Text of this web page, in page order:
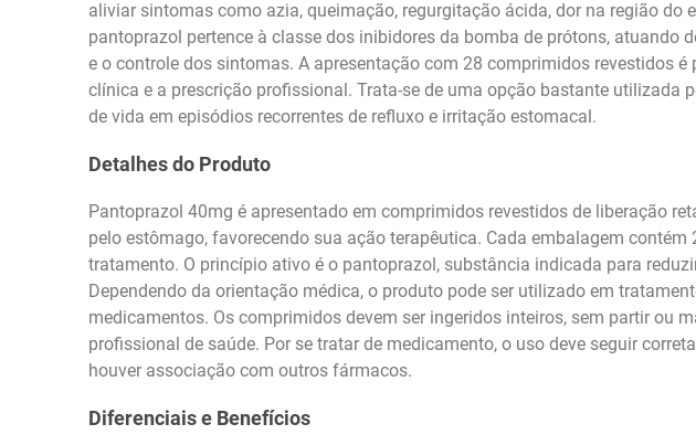
aliviar sintomas como azia, queimação, regurgitação ácida, dor na região
pantoprazol pertence à classe dos inibidores da bomba de prótons,
e o controle dos sintomas. A apresentação com 28 comprimidos revestidos
clínica e a prescrição profissional. Trata-se de uma opção bastante
de vida em episódios recorrentes de refluxo e irritação estomacal.
Detalhes do Produto
Pantoprazol 40mg é apresentado em comprimidos revestidos de liberação
pelo estômago, favorecendo sua ação terapêutica. Cada embalagem
tratamento. O princípio ativo é o pantoprazol, substância indicada para
Dependendo da orientação médica, o produto pode ser utilizado em
medicamentos. Os comprimidos devem ser ingeridos inteiros, sem partir ou
profissional de saúde. Por se tratar de medicamento, o uso deve seguir
houver associação com outros fármacos.
Diferenciais e Benefícios